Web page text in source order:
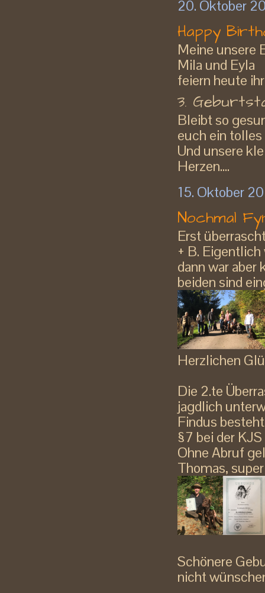
20. Oktober
Happy
Meine unsere
Mila und Eyla
feiern heute
3.
Bleibt so
euch ein
Und unsere
Herzen....
15. Oktober
Nochmal
Erst
+ B.
dann war
beiden sind
Herzlichen
Die 2.te
jagdlich
Findus
§7 bei der
Ohne Abruf
Thomas,
Schönere
nicht